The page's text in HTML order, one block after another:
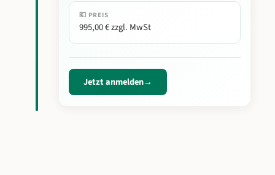
💶 PREIS
995,00 € zzgl. MwSt
Jetzt anmelden